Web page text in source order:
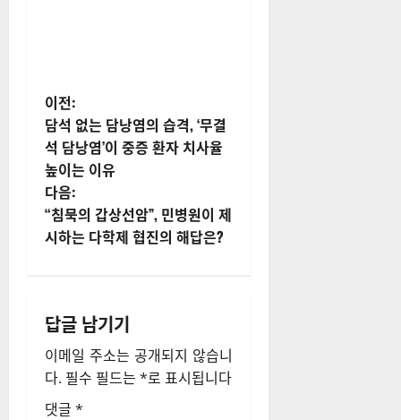
게
시
물
내
이
션
이전:
담석 없는 담낭염의 습격, ‘무결
석 담낭염’이 중증 환자 치사율
높이는 이유
다음:
“침묵의 갑상선암”, 민병원이 제
시하는 다학제 협진의 해답은?
답글 남기기
이메일 주소는 공개되지 않습니
다. 필수 필드는 *로 표시됩니다
댓글 *